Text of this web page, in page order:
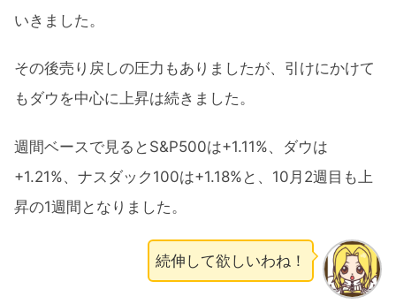
いきました。
その後売り戻しの圧力もありましたが、引けにかけて
もダウを中心に上昇は続きました。
週間ベースで見るとS&P500は+1.11%、ダウは
+1.21%、ナスダック100は+1.18%と、10月2週目も上
昇の1週間となりました。
続伸して欲しいわね！